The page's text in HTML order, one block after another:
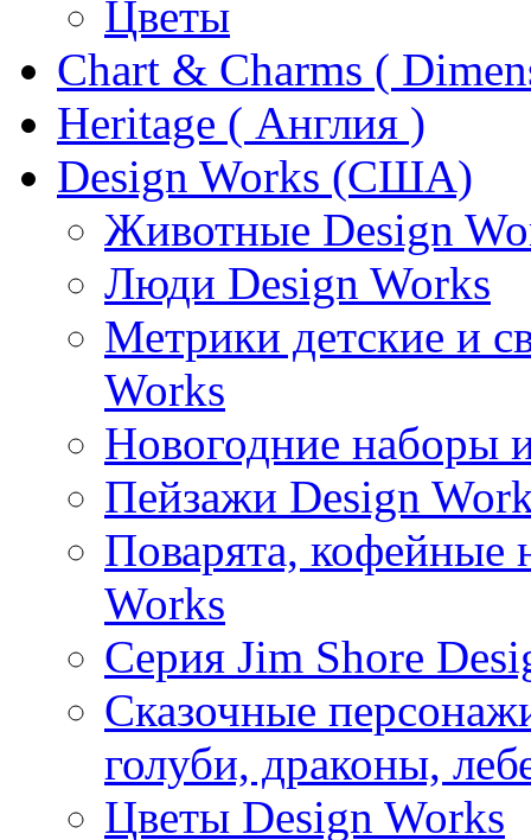
Цветы
Chart & Charms (
Heritage ( Англия )
Design Works (США)
Животные Design
Люди Design Works
Метрики детские и
Works
Новогодние наборы
Пейзажи Design
Поварята, кофейные
Works
Серия Jim Shore
Сказочные
голуби, драконы,
Цветы Design Works